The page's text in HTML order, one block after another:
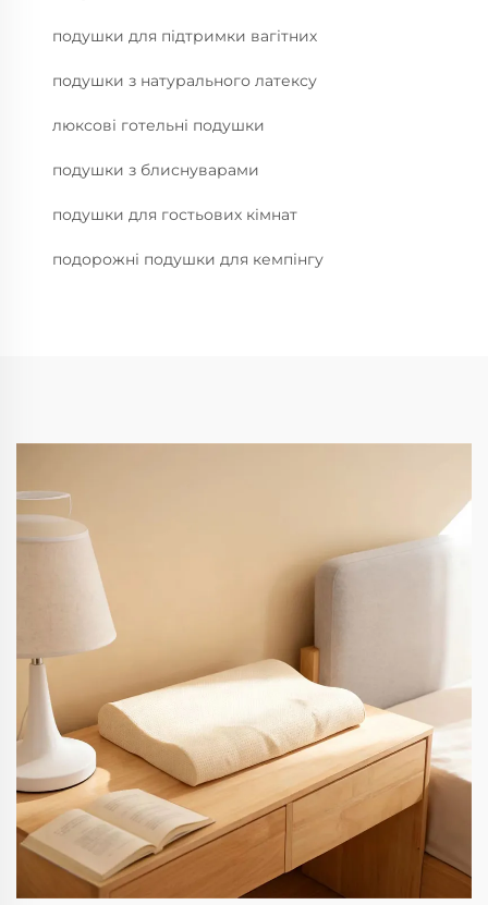
подушки для підтримки вагітних
подушки з натурального латексу
люксові готельні подушки
подушки з блиснуварами
подушки для гостьових кімнат
подорожні подушки для кемпінгу